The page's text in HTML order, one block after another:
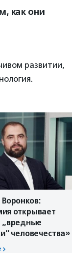
как они
развитии,
открывает
„вредные
человечества»